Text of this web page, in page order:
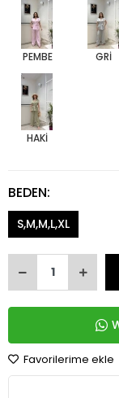
PEMBE GRİ
HAKİ
BEDEN:
S,M,M,L,XL
Favorilerime ekle